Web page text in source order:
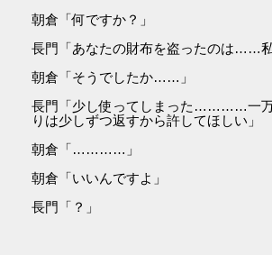
朝倉「何ですか？」
長門「あなたの財布を盗ったのは……私
朝倉「そうでしたか……」
長門「少し使ってしまった…………一万
りは少しずつ返すから許してほしい」
朝倉「…………」
朝倉「いいんですよ」
長門「？」